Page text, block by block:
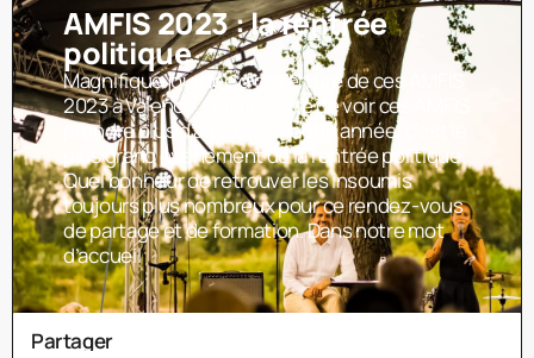
AMFIS 2023 : la rentrée
politique
Magnifique journée d’ouverture de ces AMFIS
2023 à Valence. Quelle fierté de voir ces AMFIS
prendre plus d’ampleur chaque année, c’est le
plus grand événement de la rentrée politique.
Quel bonheur de retrouver les insoumis
toujours plus nombreux pour ce rendez-vous
de partage et de formation. Dans notre mot
d’accueil
Partager